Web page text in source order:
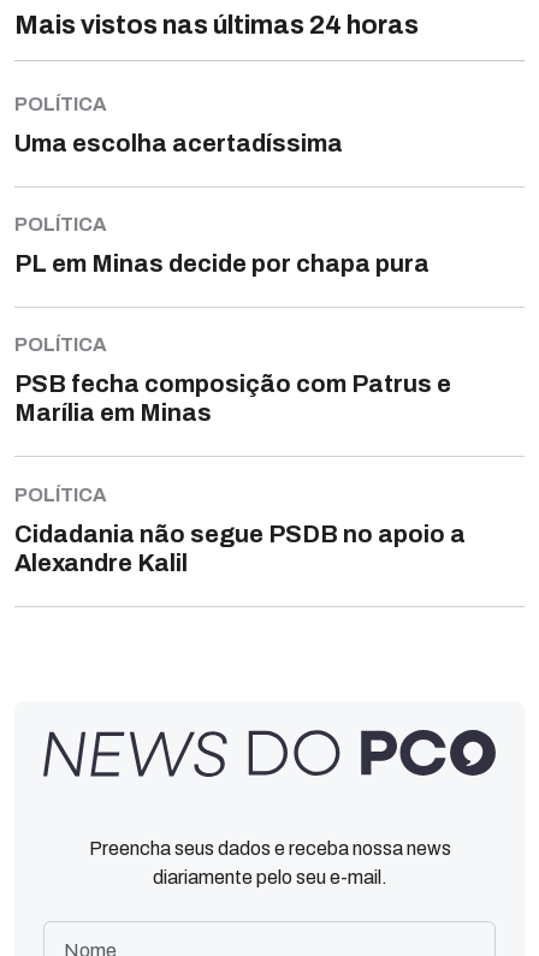
Mais vistos nas últimas 24 horas
POLÍTICA
Uma escolha acertadíssima
POLÍTICA
PL em Minas decide por chapa pura
POLÍTICA
PSB fecha composição com Patrus e
Marília em Minas
POLÍTICA
Cidadania não segue PSDB no apoio a
Alexandre Kalil
Preencha seus dados e receba nossa news
diariamente pelo seu e-mail.